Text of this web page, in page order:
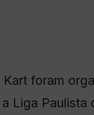
foram
Liga Paulista